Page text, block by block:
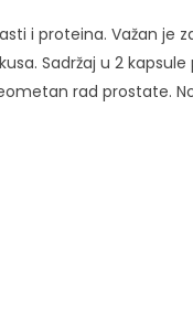
i proteina. Važan je
Sadržaj u 2
rad prostate.